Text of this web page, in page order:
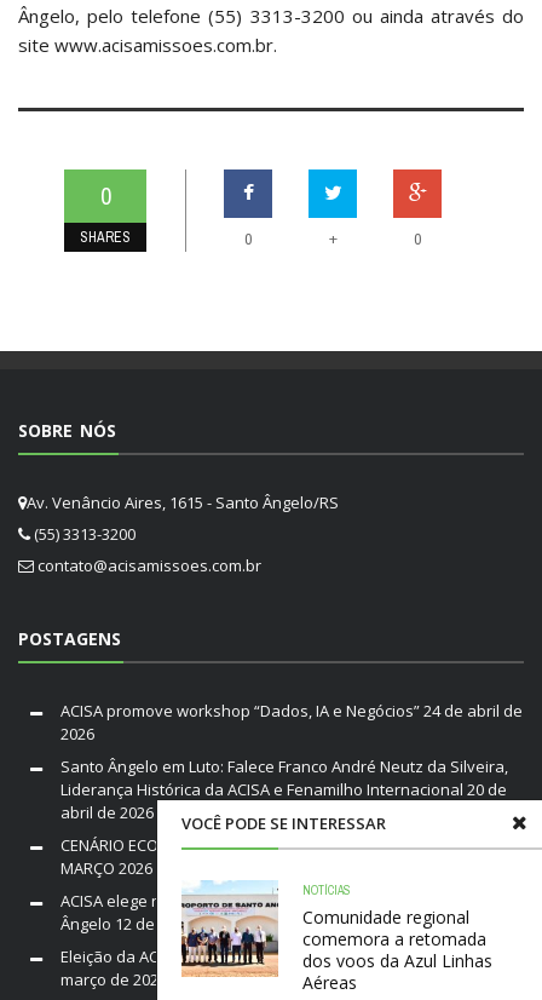
Ângelo, pelo telefone (55) 3313-3200 ou ainda através do
site www.acisamissoes.com.br.
0
SHARES 0 + 0
VOCÊ PODE SE INTERESSAR
NOTÍCIAS
Comunidade regional
comemora a retomada
dos voos da Azul Linhas
Aéreas
SOBRE NÓS
Av. Venâncio Aires, 1615 - Santo Ângelo/RS
(55) 3313-3200
contato@acisamissoes.com.br
POSTAGENS
ACISA promove workshop “Dados, IA e Negócios”24 de abril de
2026
Santo Ângelo em Luto: Falece Franco André Neutz da Silveira,
Liderança Histórica da ACISA e Fenamilho Internacional 20 de
abril de 2026
CENÁRIO ECONÔMICO DO BRASIL E RIO GRANDE DO SUL /
MARÇO 2026
ACISA elege nova diretoria para a gestão 2026–2028 em Santo
Ângelo 12 de março de 2026
Eleição da ACISA Gestão 2026/28 será nesta quarta-feira10 de
março de 2026